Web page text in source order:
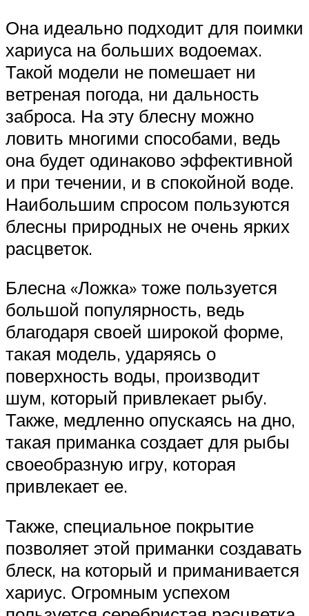
Она идеально подходит для поимки
хариуса на больших водоемах.
Такой модели не помешает ни
ветреная погода, ни дальность
заброса. На эту блесну можно
ловить многими способами, ведь
она будет одинаково эффективной
и при течении, и в спокойной воде.
Наибольшим спросом пользуются
блесны природных не очень ярких
расцветок.
Блесна «Ложка» тоже пользуется
большой популярность, ведь
благодаря своей широкой форме,
такая модель, ударяясь о
поверхность воды, производит
шум, который привлекает рыбу.
Также, медленно опускаясь на дно,
такая приманка создает для рыбы
своеобразную игру, которая
привлекает ее.
Также, специальное покрытие
позволяет этой приманки создавать
блеск, на который и приманивается
хариус. Огромным успехом